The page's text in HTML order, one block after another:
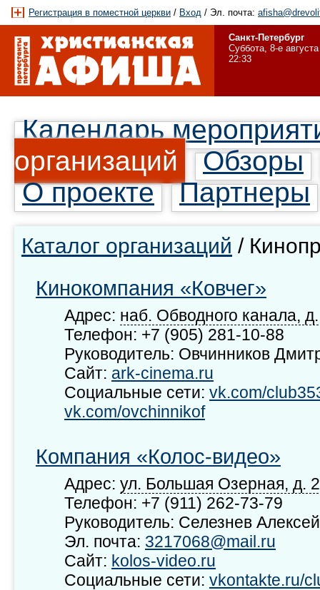
Регистрация в поместной церкви / Вход / Эл. почта:
Санкт-Петербург
Суббота, 8-е августа
22:33
Календарь
организаций
Обзоры
О проекте
Партнеры
Каталог организаций /
Кинокомпания «Ковчег»
Адрес: наб. Обводного канала,
Телефон: +7 (905) 281-10-88
Руководитель: Овчинников
Сайт: ark-cinema.ru
Социальные сети: vk.com/
vk.com/ovchinnikof
Компания «Колос-видео»
Адрес: ул. Большая Озерная, д.
Телефон: +7 (911) 262-73-79
Руководитель: Селезнев Алексей
Эл. почта: 3217068@mail.ru
Сайт: kolos-video.ru
Социальные сети: vkontakte.ru/